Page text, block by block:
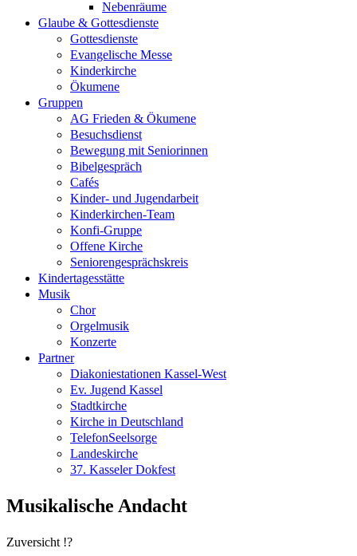
Nebenräume
Glaube & Gottesdienste
Gottesdienste
Evangelische Messe
Kinderkirche
Ökumene
Gruppen
AG Frieden & Ökumene
Besuchsdienst
Bewegung mit Seniorinnen
Bibelgespräch
Cafés
Kinder- und Jugendarbeit
Kinderkirchen-Team
Konfi-Gruppe
Offene Kirche
Seniorengesprächskreis
Kindertagesstätte
Musik
Chor
Orgelmusik
Konzerte
Partner
Diakoniestationen Kassel-West
Ev. Jugend Kassel
Stadtkirche
Kirche in Deutschland
TelefonSeelsorge
Landeskirche
37. Kasseler Dokfest
Musikalische Andacht
Zuversicht !?